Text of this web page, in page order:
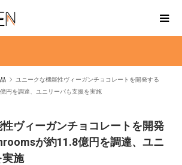
ユニークな機能性ヴィーガンチョコレートを開発する
円を調達、ユニリーバも支援を実施
ヴィーガンチョコレートを開発
が約11.8億円を調達、ユニ
実施